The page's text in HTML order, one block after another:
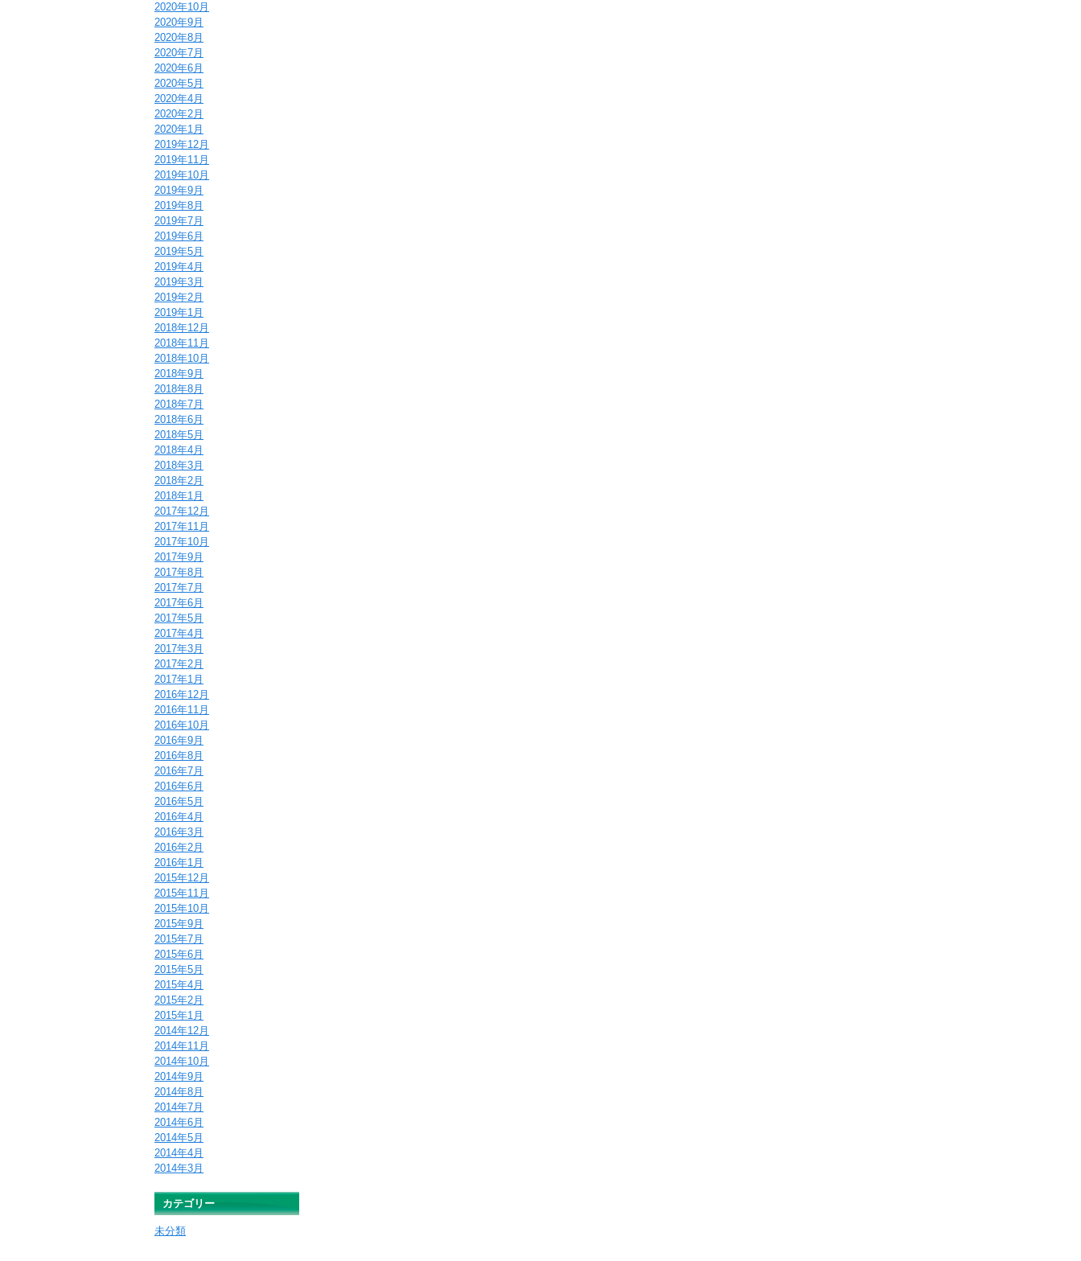
2020年10月
2020年9月
2020年8月
2020年7月
2020年6月
2020年5月
2020年4月
2020年2月
2020年1月
2019年12月
2019年11月
2019年10月
2019年9月
2019年8月
2019年7月
2019年6月
2019年5月
2019年4月
2019年3月
2019年2月
2019年1月
2018年12月
2018年11月
2018年10月
2018年9月
2018年8月
2018年7月
2018年6月
2018年5月
2018年4月
2018年3月
2018年2月
2018年1月
2017年12月
2017年11月
2017年10月
2017年9月
2017年8月
2017年7月
2017年6月
2017年5月
2017年4月
2017年3月
2017年2月
2017年1月
2016年12月
2016年11月
2016年10月
2016年9月
2016年8月
2016年7月
2016年6月
2016年5月
2016年4月
2016年3月
2016年2月
2016年1月
2015年12月
2015年11月
2015年10月
2015年9月
2015年7月
2015年6月
2015年5月
2015年4月
2015年2月
2015年1月
2014年12月
2014年11月
2014年10月
2014年9月
2014年8月
2014年7月
2014年6月
2014年5月
2014年4月
2014年3月
カテゴリー
未分類